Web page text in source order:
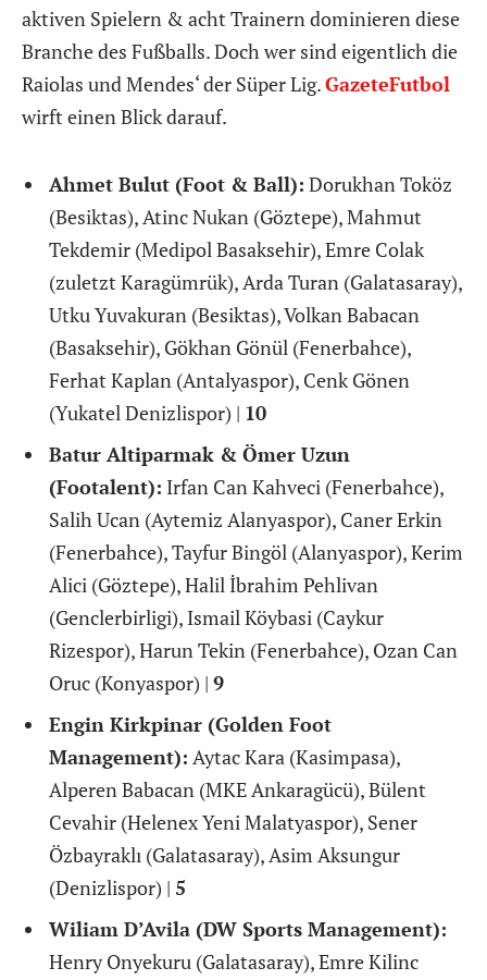
aktiven Spielern & acht Trainern dominieren diese
Branche des Fußballs. Doch wer sind eigentlich die
Raiolas und Mendes‘ der Süper Lig.GazeteFutbol
wirft einen Blick darauf.
Ahmet Bulut (Foot & Ball): Dorukhan Toköz
(Besiktas), Atinc Nukan (Göztepe), Mahmut
Tekdemir (Medipol Basaksehir), Emre Colak
(zuletzt Karagümrük), Arda Turan (Galatasaray),
Utku Yuvakuran (Besiktas), Volkan Babacan
(Basaksehir), Gökhan Gönül (Fenerbahce),
Ferhat Kaplan (Antalyaspor), Cenk Gönen
(Yukatel Denizlispor) | 10
Batur Altiparmak & Ömer Uzun
(Footalent): Irfan Can Kahveci (Fenerbahce),
Salih Ucan (Aytemiz Alanyaspor), Caner Erkin
(Fenerbahce), Tayfur Bingöl (Alanyaspor), Kerim
Alici (Göztepe), Halil İbrahim Pehlivan
(Genclerbirligi), Ismail Köybasi (Caykur
Rizespor), Harun Tekin (Fenerbahce), Ozan Can
Oruc (Konyaspor) | 9
Engin Kirkpinar (Golden Foot
Management): Aytac Kara (Kasimpasa),
Alperen Babacan (MKE Ankaragücü), Bülent
Cevahir (Helenex Yeni Malatyaspor), Sener
Özbayraklı (Galatasaray), Asim Aksungur
(Denizlispor) | 5
Wiliam D’Avila (DW Sports Management):
Henry Onyekuru (Galatasaray), Emre Kilinc